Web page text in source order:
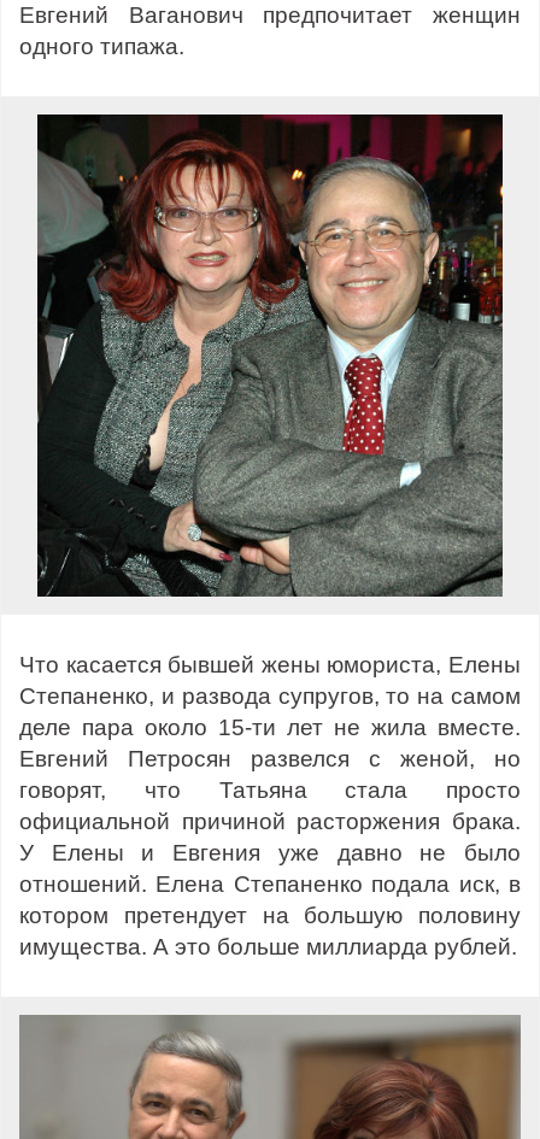
Евгений Ваганович предпочитает женщин
одного типажа.
Что касается бывшей жены юмориста, Елены
Степаненко, и развода супругов, то на самом
деле пара около 15-ти лет не жила вместе.
Евгений Петросян развелся с женой, но
говорят, что Татьяна стала просто
официальной причиной расторжения брака.
У Елены и Евгения уже давно не было
отношений. Елена Степаненко подала иск, в
котором претендует на большую половину
имущества. А это больше миллиарда рублей.